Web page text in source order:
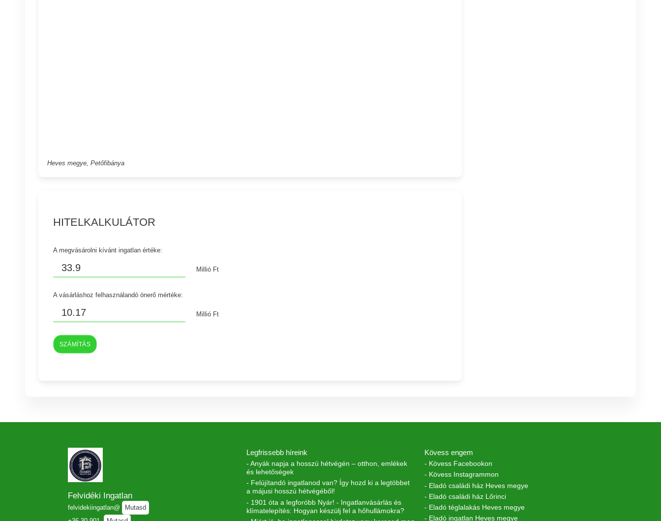
Heves megye, Petőfibánya
HITELKALKULÁTOR
A megvásárolni kívánt ingatlan értéke:
Millió Ft
A vásárláshoz felhasználandó önerő mértéke:
Millió Ft
SZÁMÍTÁS
Felvidéki Ingatlan
felvidekiingatlan@
Mutasd
Legfrissebb híreink
- Anyák napja a hosszú hétvégén – otthon, emlékek
és lehetőségek
- Felújítandó ingatlanod van? Így hozd ki a legtöbbet
a májusi hosszú hétvégéből!
- 1901 óta a legforóbb Nyár! - Ingatlanvásárlás és
klímatelepítés: Hogyan készülj fel a hőhullámokra?
Kövess engem
- Kövess Facebookon
- Kövess Instagrammon
- Eladó családi ház Heves megye
- Eladó családi ház Lőrinci
- Eladó téglalakás Heves megye
- Eladó ingatlan Heves megye